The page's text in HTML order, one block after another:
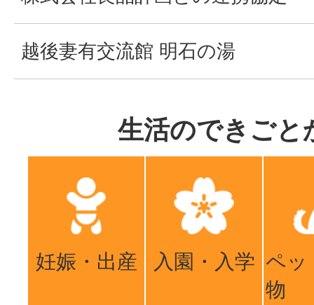
越後妻有交流館 明石の湯
生活のできごと
妊娠・出産 入園・入学 ペッ
物